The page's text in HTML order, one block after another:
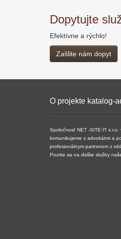
Dopytujte
Efektívne a rýchlo!
Zašlite nám dopyt
O projekte katalog-
Spoločnosť NET -SITE:IT
komunikujeme s advokátmi a
profesionálnym partnerom z
Pozrite sa na ďalšie služby